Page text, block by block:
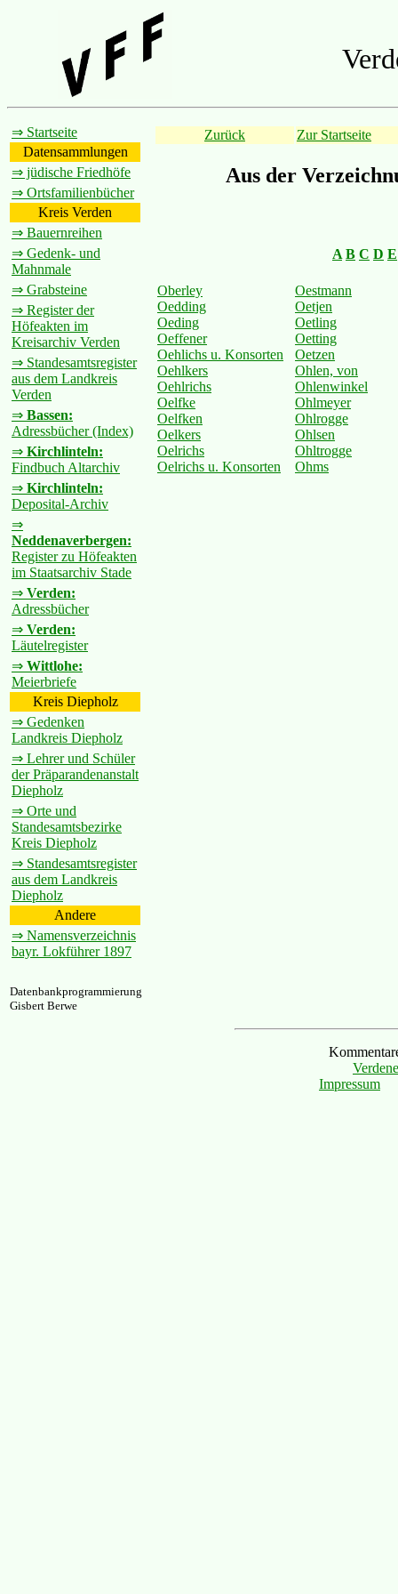
⇒ Startseite
Datensammlungen
⇒ jüdische Friedhöfe
⇒ Ortsfamilienbücher
Kreis Verden
⇒ Bauernreihen
⇒ Gedenk- und
Mahnmale
⇒ Grabsteine
⇒ Register der
Höfeakten im
Kreisarchiv Verden
⇒ Standesamtsregister
aus dem Landkreis
Verden
⇒ Bassen:
Adressbücher (Index)
⇒ Kirchlinteln:
Findbuch Altarchiv
⇒ Kirchlinteln:
Deposital-Archiv
⇒
Neddenaverbergen:
Register zu Höfeakten
im Staatsarchiv Stade
⇒ Verden:
Adressbücher
⇒ Verden:
Läutelregister
⇒ Wittlohe:
Meierbriefe
Kreis Diepholz
⇒ Gedenken
Landkreis Diepholz
⇒ Lehrer und Schüler
der Präparandenanstalt
Diepholz
⇒ Orte und
Standesamtsbezirke
Kreis Diepholz
⇒ Standesamtsregister
aus dem Landkreis
Diepholz
Andere
⇒ Namensverzeichnis
bayr. Lokführer 1897
Zurück Zur Startseite
Aus der
A B C D E
Oberley
Oedding
Oeding
Oeffener
Oehlichs u. Konsorten
Oehlkers
Oehlrichs
Oelfke
Oelfken
Oelkers
Oelrichs
Oelrichs u. Konsorten
Oestmann
Oetjen
Oetling
Oetting
Oetzen
Ohlen, von
Ohlenwinkel
Ohlmeyer
Ohlrogge
Ohlsen
Ohltrogge
Ohms
Datenbankprogrammierung
Gisbert Berwe
Impressum